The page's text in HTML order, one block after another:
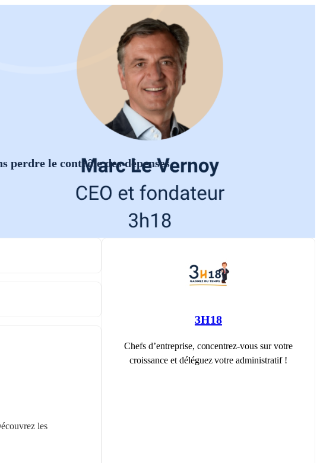
perdre le contrôle des dépenses
les
3H18
Chefs d’entreprise, concentrez-vous sur votre
croissance et déléguez votre administratif !